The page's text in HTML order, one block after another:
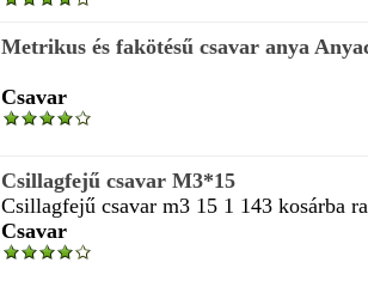
Metrikus és fakötésű csavar anya
Csavar
Csillagfejű csavar M3*15
Csillagfejű csavar m3 15 1 143 kosárba
Csavar